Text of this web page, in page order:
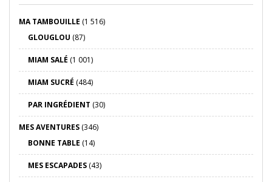
MA TAMBOUILLE (1 516)
GLOUGLOU (87)
MIAM SALÉ (1 001)
MIAM SUCRÉ (484)
PAR INGRÉDIENT (30)
MES AVENTURES (346)
BONNE TABLE (14)
MES ESCAPADES (43)